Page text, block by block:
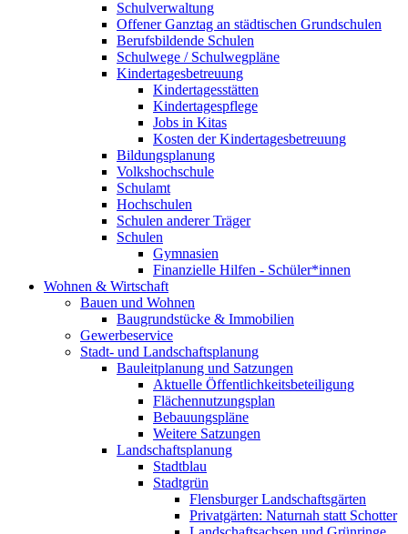
Schulverwaltung
Offener Ganztag an städtischen Grundschulen
Berufsbildende Schulen
Schulwege / Schulwegpläne
Kindertagesbetreuung
Kindertagesstätten
Kindertagespflege
Jobs in Kitas
Kosten der Kindertagesbetreuung
Bildungsplanung
Volkshochschule
Schulamt
Hochschulen
Schulen anderer Träger
Schulen
Gymnasien
Finanzielle Hilfen - Schüler*innen
Wohnen & Wirtschaft
Bauen und Wohnen
Baugrundstücke & Immobilien
Gewerbeservice
Stadt- und Landschaftsplanung
Bauleitplanung und Satzungen
Aktuelle Öffentlichkeitsbeteiligung
Flächennutzungsplan
Bebauungspläne
Weitere Satzungen
Landschaftsplanung
Stadtblau
Stadtgrün
Flensburger Landschaftsgärten
Privatgärten: Naturnah statt Schotter